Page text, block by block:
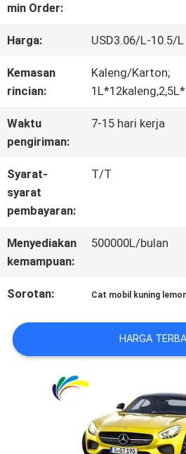
KAMI
BERITA
QUOTE
SITEMAP
KEBIJAKAN
min Order:
Harga: USD3.06/L-10.5/L
Kemasan
rincian:
Kaleng/Karton;
Waktu
pengiriman:
7-15 hari kerja
Syarat-
syarat
pembayaran:
T/T
Menyediakan
kemampuan:
500000L/bulan
Sorotan: Cat mobil kuning
HARGA